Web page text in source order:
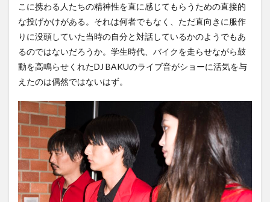
こに携わる人たちの精神性を直に感じてもらうための直接的
な投げかけがある。それは何者でもなく、ただ直向きに服作
りに没頭していた当時の自分と対話しているかのようでもあ
るのではないだろうか。学生時代、バイクを走らせながら鼓
動を高鳴らせくれたDJ BAKUのライブ音がショーに活気を与
えたのは偶然ではないはず。